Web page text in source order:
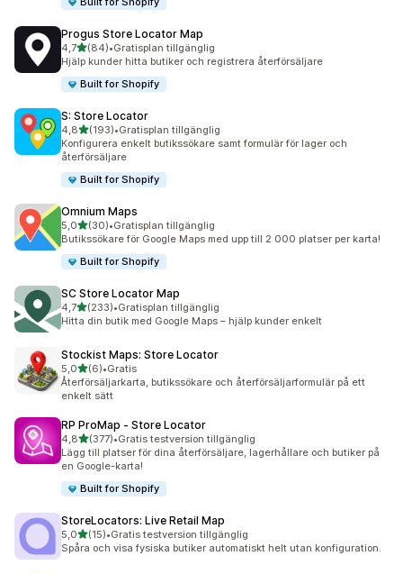
Progus Store Locator Map
4,7av 5 stjärnor
(84)
84 recensioner totalt
•Gratisplan tillgänglig
Hjälp kunder hitta butiker och registrera återförsäljare
Built for Shopify
S: Store Locator
4,8av 5 stjärnor
(193)
193 recensioner totalt
•Gratisplan tillgänglig
Konfigurera enkelt butikssökare samt formulär för lager och
återförsäljare
Built for Shopify
Omnium Maps
5,0av 5 stjärnor
(30)
30 recensioner totalt
•Gratisplan tillgänglig
Butikssökare för Google Maps med upp till 2 000 platser per karta!
Built for Shopify
SC Store Locator Map
4,7av 5 stjärnor
(233)
233 recensioner totalt
•Gratisplan tillgänglig
Hitta din butik med Google Maps – hjälp kunder enkelt
Stockist Maps: Store Locator
5,0av 5 stjärnor
(6)
6 recensioner totalt
•Gratis
Återförsäljarkarta, butikssökare och återförsäljarformulär på ett
enkelt sätt
RP ProMap ‑ Store Locator
4,8av 5 stjärnor
(377)
377 recensioner totalt
•Gratis testversion tillgänglig
Lägg till platser för dina återförsäljare, lagerhållare och butiker på
en Google-karta!
Built for Shopify
StoreLocators: Live Retail Map
5,0av 5 stjärnor
(15)
15 recensioner totalt
•Gratis testversion tillgänglig
Spåra och visa fysiska butiker automatiskt helt utan konfiguration.